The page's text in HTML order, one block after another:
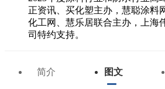
正资讯、买化塑主办，慧聪涂料
化工网、慧乐居联合主办，上海
司特约支持。
简介 图文